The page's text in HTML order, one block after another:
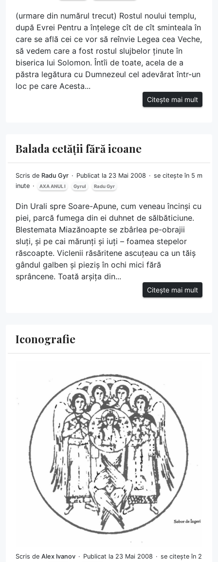
(urmare din numărul trecut) Rostul noului templu,
după Evrei Pentru a înțelege cît de cît sminteala în
care se află cei ce vor să reînvie Legea cea Veche,
să vedem care a fost rostul slujbelor ținute în
biserica lui Solomon. Întîi de toate, acela de a
păstra legătura cu Dumnezeul cel adevărat într-un
loc pe care Acesta...
Citește mai mult
Balada cetății fără icoane
Scris de Radu Gyr Publicat la 23 Mai 2008
se citește în 5 m
inute
AXA ANUL I Gyrul Radu Gyr
Din Urali spre Soare-Apune, cum veneau încinși cu
piei, parcă fumega din ei duhnet de sălbăticiune.
Blestemata Miazănoapte se zbârlea pe-obrajii
sluți, și pe cai mărunți și iuți – foamea stepelor
răscoapte. Viclenii răsăritene ascuțeau ca un tăiș
gândul galben și pieziș în ochi mici fără
sprâncene. Toată arșița din...
Citește mai mult
Iconografie
Scris de Alex Ivanov Publicat la 23 Mai 2008
se citește în 2